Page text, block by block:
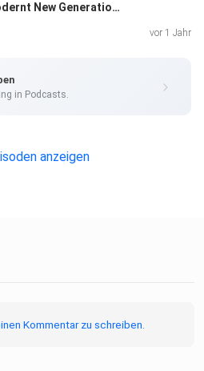
15.08.2025 | O/Modernt New Generation Symphony Orchestra
vor 1 Jahr
in Podcasts.
anzeigen
Kommentar zu schreiben.